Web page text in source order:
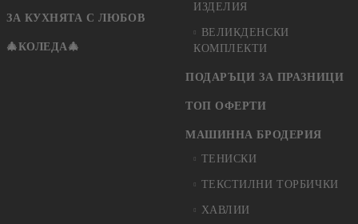
ЗА КУХНЯТА С ЛЮБОВ
🎄КОЛЕДА🎄
ИЗДЕЛИЯ
ВЕЛИКДЕНСКИ
КОМПЛЕКТИ
ПОДАРЪЦИ ЗА ПРАЗНИЦИ
ТОП ОФЕРТИ
МАШИННА БРОДЕРИЯ
ТЕНИСКИ
ТЕКСТИЛНИ ТОРБИЧКИ
ХАВЛИИ